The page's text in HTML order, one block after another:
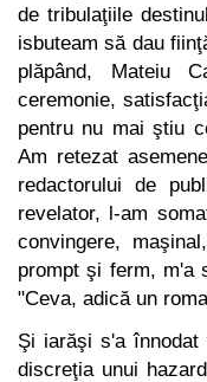
de tribulaţiile
isbuteam să dau
plă­pând, Mateiu
ceremonie,
pentru nu mai ştiu
Am retezat
redactorului de
revelator, l-am
convingere,
prompt şi ferm, m'a
"Ceva, adică un
Şi iarăşi s'a înnodat
discreţia unui